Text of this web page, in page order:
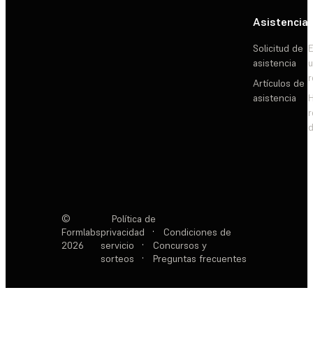
Asistencia
Solicitud de
asistencia
Artículos de
asistencia
©
Formlabs
2026
Política de
privacidad
·
Condiciones de
servicio
·
Concursos y
sorteos
· Preguntas frecuentes